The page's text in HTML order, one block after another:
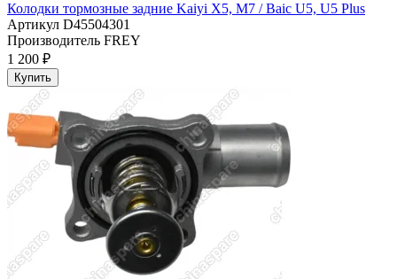
Колодки тормозные задние Kaiyi X5, M7 / Baic U5, U5 Plus
Артикул D45504301
Производитель FREY
1 200 ₽
Купить